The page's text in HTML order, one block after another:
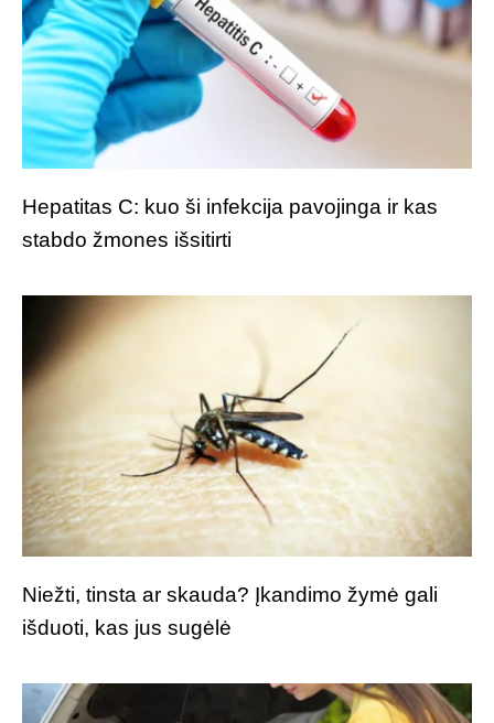
Hepatitas C: kuo ši infekcija pavojinga ir kas
stabdo žmones išsitirti
Niežti, tinsta ar skauda? Įkandimo žymė gali
išduoti, kas jus sugėlė